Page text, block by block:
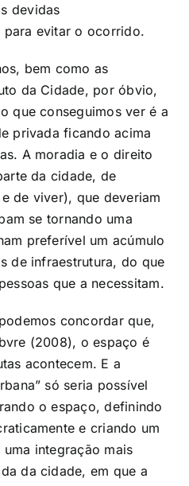
devidas
para evitar o ocorrido.
bem como as
da Cidade, por óbvio,
que conseguimos ver é a
privada ficando acima
A moradia e o direito
da cidade, de
de viver), que deveriam
se tornando uma
preferível um acúmulo
de infraestrutura, do que
que a necessitam.
concordar que,
(2008), o espaço é
acontecem. E a
só seria possível
o espaço, definindo
e criando um
integração mais
da cidade, em que a